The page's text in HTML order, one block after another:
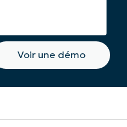
Voir une démo